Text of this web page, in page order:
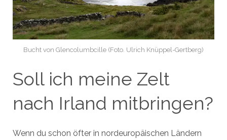
Bucht von Glencolumbcille (Foto. Ulrich Knüppel-Gertberg)
Soll ich meine Zelt
nach Irland mitbringen?
Wenn du schon öfter in nordeuropäischen Ländern